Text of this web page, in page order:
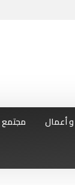
أعمال مجتمع